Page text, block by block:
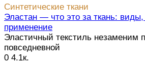
Синтетические ткани
Эластан — что это за ткань: виды,
применение
Эластичный текстиль незаменим
повседневной
0 4.1к.